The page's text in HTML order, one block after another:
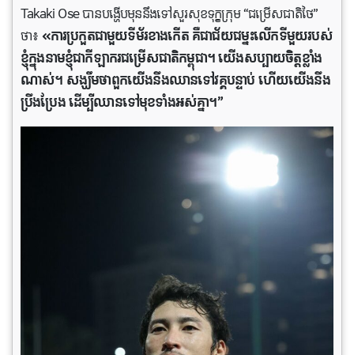
Takaki Ose បានបង្ហើបមុននឹងទៅសួរសុខទុក្ខក្រុម “ជម្រើសជាតិថៃ”
ថា៖ «ការប្រកួតជាមួយទីម័រខាងកើត គឺជាជ័យជម្នះលើកទីមួយរបស់
ខ្ញុំក្នុងនាមខ្ញុំជាកីឡាករជម្រើសជាតិកម្ពុជា។ យើងសប្បាយចិត្តខ្លាំង
ណាស់។ សង្ឃឹមថាពួកយើងនឹងឈានទៅវគ្គបន្ទាប់ ហើយយើងនឹង
ប្រឹងប្រែង ដើម្បីឈានទៅមុខទាំងអស់គ្នា។”